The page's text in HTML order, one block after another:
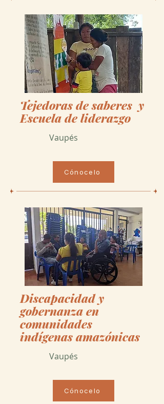
Tejedoras de saberes y
Escuela de liderazgo
Vaupés
Cónocelo
Discapacidad y
gobernanza en
comunidades
indígenas amazónicas
Vaupés
Cónocelo